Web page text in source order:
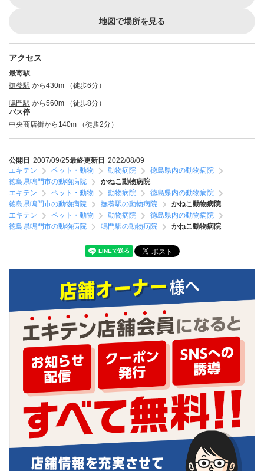
地図で場所を見る
アクセス
最寄駅
撫養駅 から430m （徒歩6分）
鳴門駅 から560m （徒歩8分）
バス停
中央商店街から140m （徒歩2分）
公開日 2007/09/25最終更新日 2022/08/09
エキテン
ペット・動物 動物病院
徳島県内の動物病院
徳島県鳴門市の動物病院
かねこ動物病院
エキテン
ペット・動物 動物病院
徳島県内の動物病院
徳島県鳴門市の動物病院
撫養駅の動物病院
かねこ動物病院
エキテン
ペット・動物 動物病院
徳島県内の動物病院
徳島県鳴門市の動物病院
鳴門駅の動物病院 かねこ動物病院